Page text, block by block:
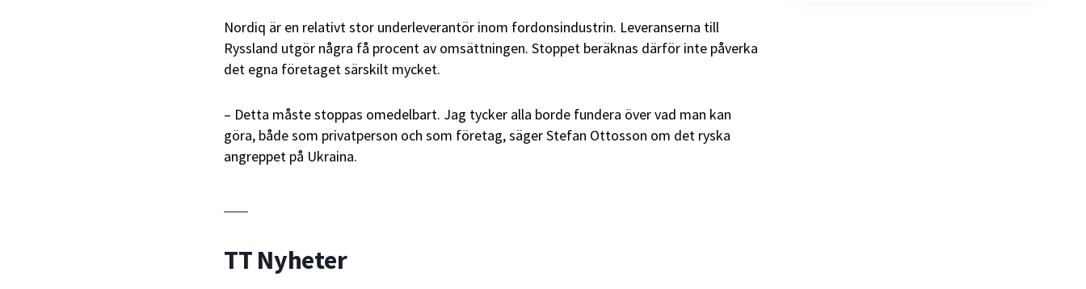
Nordiq är en relativt stor underleverantör inom fordonsindustrin. Leveranserna till
Ryssland utgör några få procent av omsättningen. Stoppet beräknas därför inte påverka
det egna företaget särskilt mycket.
– Detta måste stoppas omedelbart. Jag tycker alla borde fundera över vad man kan
göra, både som privatperson och som företag, säger Stefan Ottosson om det ryska
angreppet på Ukraina.
TT Nyheter